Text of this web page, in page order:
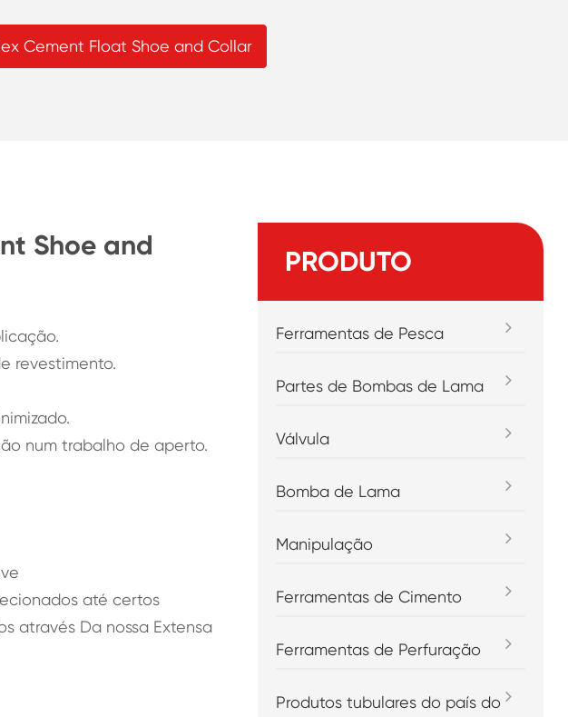
Cement Float Shoe and Collar
Shoe and
revestimento.
num trabalho de aperto.
até certos
através Da nossa Extensa
PRODUTO
Ferramentas de Pesca
Partes de Bombas de Lama
Válvula
Bomba de Lama
Manipulação
Ferramentas de Cimento
Ferramentas de Perfuração
Produtos tubulares do país do